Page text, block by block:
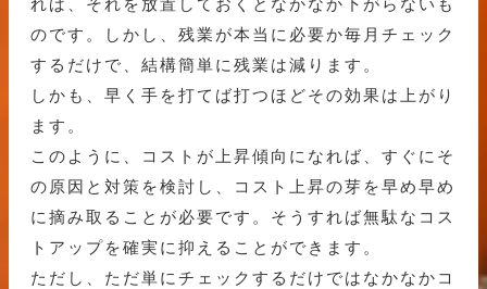
れば、それを放置しておくとなかなか下がらないも
のです。しかし、残業が本当に必要か毎月チェック
するだけで、結構簡単に残業は減ります。
しかも、早く手を打てば打つほどその効果は上がり
ます。
このように、コストが上昇傾向になれば、すぐにそ
の原因と対策を検討し、コスト上昇の芽を早め早め
に摘み取ることが必要です。そうすれば無駄なコス
トアップを確実に抑えることができます。
ただし、ただ単にチェックするだけではなかなかコ